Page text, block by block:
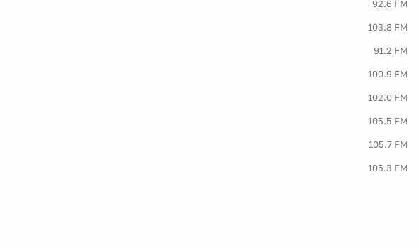
92.6 FM
103.8 FM
91.2 FM
100.9 FM
102.0 FM
105.5 FM
105.7 FM
105.3 FM